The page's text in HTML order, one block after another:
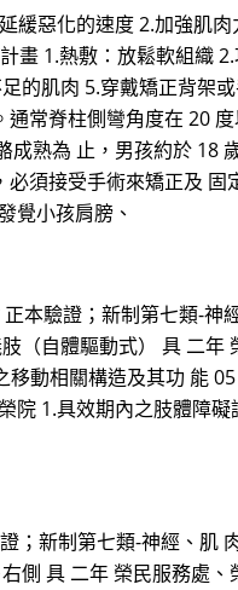
緩惡化的速度 2.加強肌
畫 1.熱敷：放鬆軟組織
的肌肉 5.穿戴矯正背架
常脊柱側彎角度在 20
熟為 止，男孩約於 18
須接受手術來矯正及 固
覺小孩肩膀、
本驗證；新制第七類-神
（自體驅動式） 具 二年
動相關構造及其功 能
院 1.具效期內之肢體障
；新制第七類-神經、肌
側 具 二年 榮民服務處、